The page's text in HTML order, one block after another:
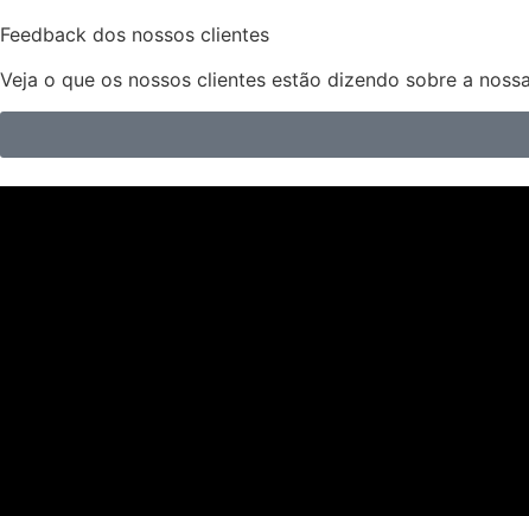
Feedback dos nossos clientes
Veja o que os nossos clientes estão dizendo sobre a